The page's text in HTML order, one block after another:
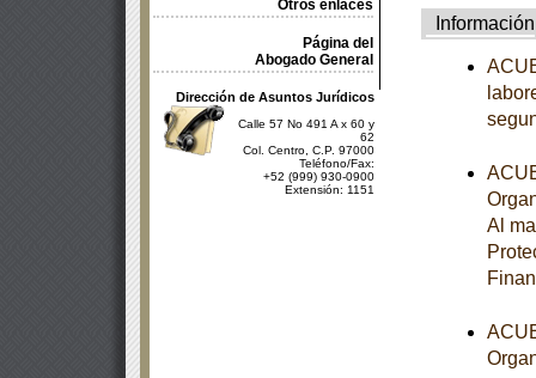
Otros enlaces
Página del
Abogado General
Dirección de Asuntos Jurídicos
Calle 57 No 491 A x 60 y
62
Col. Centro, C.P. 97000
Teléfono/Fax:
+52 (999) 930-0900
Extensión: 1151
Información
Al